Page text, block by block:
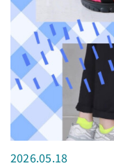
2026.05.18